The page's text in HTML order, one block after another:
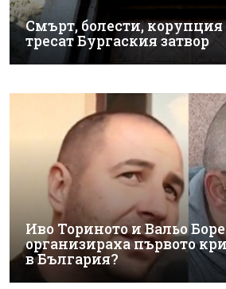
Смърт, болести, корупция
тресат Бургаския затвор
Иво Ториното и Вальо
организираха първото
в България?